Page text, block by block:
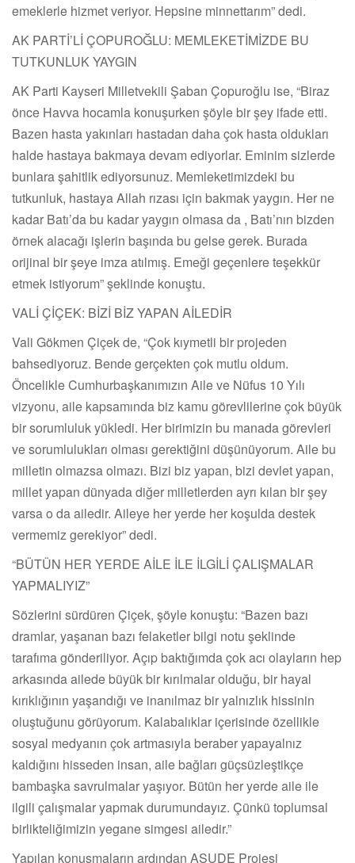
emeklerle hizmet veriyor. Hepsine minnettarım” dedi.
AK PARTİ’Lİ ÇOPUROĞLU: MEMLEKETİMİZDE BU
TUTKUNLUK YAYGIN
AK Parti Kayseri Milletvekili Şaban Çopuroğlu ise, “Biraz
önce Havva hocamla konuşurken şöyle bir şey ifade etti.
Bazen hasta yakınları hastadan daha çok hasta oldukları
halde hastaya bakmaya devam ediyorlar. Eminim sizlerde
bunlara şahitlik ediyorsunuz. Memleketimizdeki bu
tutkunluk, hastaya Allah rızası için bakmak yaygın. Her ne
kadar Batı’da bu kadar yaygın olmasa da , Batı’nın bizden
örnek alacağı işlerin başında bu gelse gerek. Burada
orijinal bir şeye imza atılmış. Emeği geçenlere teşekkür
etmek istiyorum” şeklinde konuştu.
VALİ ÇİÇEK: BİZİ BİZ YAPAN AİLEDİR
Vali Gökmen Çiçek de, “Çok kıymetli bir projeden
bahsediyoruz. Bende gerçekten çok mutlu oldum.
Öncelikle Cumhurbaşkanımızın Aile ve Nüfus 10 Yılı
vizyonu, aile kapsamında biz kamu görevlilerine çok büyük
bir sorumluluk yükledi. Her birimizin bu manada görevleri
ve sorumlulukları olması gerektiğini düşünüyorum. Aile bu
milletin olmazsa olmazı. Bizi biz yapan, bizi devlet yapan,
millet yapan dünyada diğer milletlerden ayrı kılan bir şey
varsa o da ailedir. Aileye her yerde her koşulda destek
vermemiz gerekiyor” dedi.
“BÜTÜN HER YERDE AİLE İLE İLGİLİ ÇALIŞMALAR
YAPMALIYIZ”
Sözlerini sürdüren Çiçek, şöyle konuştu: “Bazen bazı
dramlar, yaşanan bazı felaketler bilgi notu şeklinde
tarafıma gönderiliyor. Açıp baktığımda çok acı olayların hep
arkasında ailede büyük bir kırılmalar olduğu, bir hayal
kırıklığının yaşandığı ve inanılmaz bir yalnızlık hissinin
oluştuğunu görüyorum. Kalabalıklar içerisinde özellikle
sosyal medyanın çok artmasıyla beraber yapayalnız
kaldığını hisseden insan, aile bağları güçsüzleştikçe
bambaşka savrulmalar yaşıyor. Bütün her yerde aile ile
ilgili çalışmalar yapmak durumundayız. Çünkü toplumsal
birlikteliğimizin yegane simgesi ailedir.”
Yapılan konuşmaların ardından ASUDE Projesi